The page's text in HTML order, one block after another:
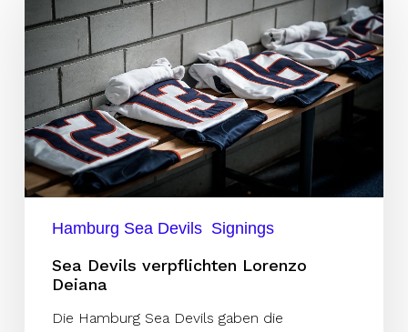
verpflichten
Lorenzo
Deiana
Hamburg Sea Devils Signings
Sea Devils verpflichten Lorenzo
Deiana
Die Hamburg Sea Devils gaben die